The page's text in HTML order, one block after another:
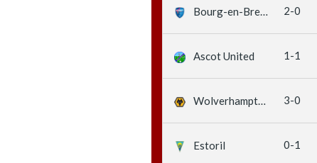
Bourg-en-Bresse 2-0
Ascot United 1-1
Wolverhampton Wanderers 3-0
Estoril 0-1